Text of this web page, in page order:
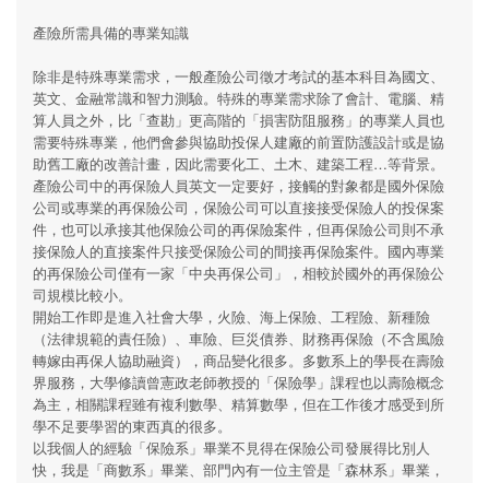
產險所需具備的專業知識
除非是特殊專業需求，一般產險公司徵才考試的基本科目為國文、
英文、金融常識和智力測驗。特殊的專業需求除了會計、電腦、精
算人員之外，比「查勘」更高階的「損害防阻服務」的專業人員也
需要特殊專業，他們會參與協助投保人建廠的前置防護設計或是協
助舊工廠的改善計畫，因此需要化工、土木、建築工程…等背景。
產險公司中的再保險人員英文一定要好，接觸的對象都是國外保險
公司或專業的再保險公司，保險公司可以直接接受保險人的投保案
件，也可以承接其他保險公司的再保險案件，但再保險公司則不承
接保險人的直接案件只接受保險公司的間接再保險案件。國內專業
的再保險公司僅有一家「中央再保公司」，相較於國外的再保險公
司規模比較小。
開始工作即是進入社會大學，火險、海上保險、工程險、新種險
（法律規範的責任險）、車險、巨災債券、財務再保險（不含風險
轉嫁由再保人協助融資），商品變化很多。多數系上的學長在壽險
界服務，大學修讀曾憲政老師教授的「保險學」課程也以壽險概念
為主，相關課程雖有複利數學、精算數學，但在工作後才感受到所
學不足要學習的東西真的很多。
以我個人的經驗「保險系」畢業不見得在保險公司發展得比別人
快，我是「商數系」畢業、部門內有一位主管是「森林系」畢業，